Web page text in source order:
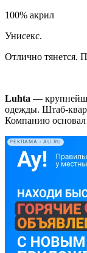
100% акрил
Унисекс.
Отлично тянется.
Luhta —
одежды. Штаб-
Компанию основал
РЕКЛАМА • AU.RU